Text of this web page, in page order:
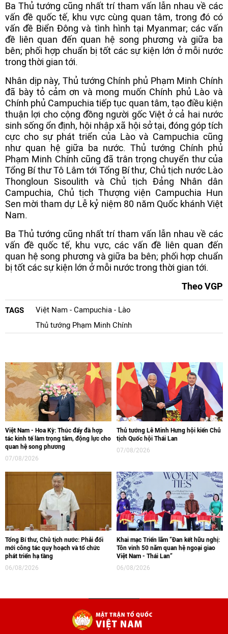
Ba Thủ tướng cũng nhất trí tham vấn lẫn nhau về các
vấn đề quốc tế, khu vực cùng quan tâm, trong đó có
vấn đề Biển Đông và tình hình tại Myanmar; các vấn
đề liên quan đến quan hệ song phương và giữa ba
bên; phối hợp chuẩn bị tốt các sự kiện lớn ở mỗi nước
trong thời gian tới.
Nhân dịp này, Thủ tướng Chính phủ Phạm Minh Chính
đã bày tỏ cảm ơn và mong muốn Chính phủ Lào và
Chính phủ Campuchia tiếp tục quan tâm, tạo điều kiện
thuận lợi cho cộng đồng người gốc Việt ở cả hai nước
sinh sống ổn định, hội nhập xã hội sở tại, đóng góp tích
cực cho sự phát triển của Lào và Campuchia cũng
như quan hệ giữa ba nước. Thủ tướng Chính phủ
Phạm Minh Chính cũng đã trân trọng chuyển thư của
Tổng Bí thư Tô Lâm tới Tổng Bí thư, Chủ tịch nước Lào
Thongloun Sisoulith và Chủ tịch Đảng Nhân dân
Campuchia, Chủ tịch Thượng viện Campuchia Hun
Sen mời tham dự Lễ kỷ niệm 80 năm Quốc khánh Việt
Nam.
Ba Thủ tướng cũng nhất trí tham vấn lẫn nhau về các
vấn đề quốc tế, khu vực, các vấn đề liên quan đến
quan hệ song phương và giữa ba bên; phối hợp chuẩn
bị tốt các sự kiện lớn ở mỗi nước trong thời gian tới.
Theo VGP
TAGS
Việt Nam - Campuchia - Lào
Thủ tướng Phạm Minh Chính
Việt Nam - Hoa Kỳ: Thúc đẩy đà hợp
tác kinh tế làm trọng tâm, động lực cho
quan hệ song phương
07/08/2026
Thủ tướng Lê Minh Hưng hội kiến Chủ
tịch Quốc hội Thái Lan
07/08/2026
Tổng Bí thư, Chủ tịch nước: Phải đổi
mới công tác quy hoạch và tổ chức
phát triển hạ tầng
06/08/2026
Khai mạc Triển lãm “Đan kết hữu nghị:
Tôn vinh 50 năm quan hệ ngoại giao
Việt Nam - Thái Lan“
06/08/2026